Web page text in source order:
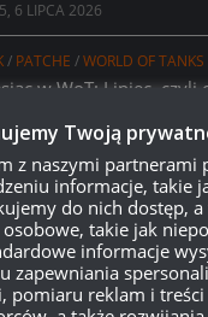
6 LIPCA 2026
/ PATCHE /WORLD OF TANKS
w WoT: Lipiec, czyli
2 LIPCA 2026
/WORLD OF TANKS
2.3.1: Kolczatka –
29 CZERWCA 2026
Twoją
z naszymi partnerami
informacje, takie
do nich dostęp,
osobowe, takie jak
informacje
zapewniania
pomiaru reklam i